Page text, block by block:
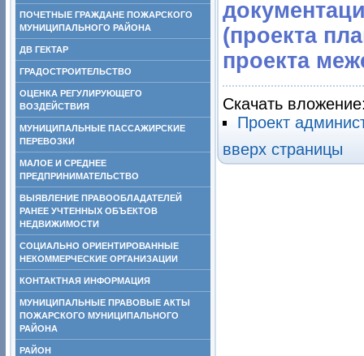
ПОЧЕТНЫЕ ГРАЖДАНЕ ПОЖАРСКОГО
МУНИЦИПАЛЬНОГО РАЙОНА
ДВ ГЕКТАР
ГРАДОСТРОИТЕЛЬСТВО
ОЦЕНКА РЕГУЛИРУЮЩЕГО
ВОЗДЕЙСТВИЯ
МУНИЦИПАЛЬНЫЕ ПАССАЖИРСКИЕ
ПЕРЕВОЗКИ
МАЛОЕ И СРЕДНЕЕ
ПРЕДПРИНИМАТЕЛЬСТВО
ВЫЯВЛЕНИЕ ПРАВООБЛАДАТЕЛЕЙ
РАНЕЕ УЧТЕННЫХ ОБЪЕКТОВ
НЕДВИЖИМОСТИ
СОЦИАЛЬНО ОРИЕНТИРОВАННЫЕ
НЕКОММЕРЧЕСКИЕ ОРГАНИЗАЦИИ
КОНТАКТНАЯ ИНФОРМАЦИЯ
МУНИЦИПАЛЬНЫЕ ПРАВОВЫЕ АКТЫ
ПОЖАРСКОГО МУНИЦИПАЛЬНОГО
РАЙОНА
РАЙОН
(проекта
проекта
Скачать
Проект
вверх страницы